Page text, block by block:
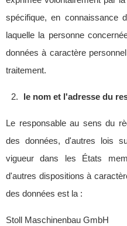
spécifique, en connaissance
laquelle la personne
données à caractère
traitement.
le nom et l'adresse du
Le responsable au sens du
des données, d'autres lois
vigueur dans les États
d'autres dispositions à
des données est la :
Stoll Maschinenbau GmbH